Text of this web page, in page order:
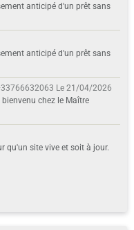
anticipé d'un prêt sans
anticipé d'un prêt sans
Le 21/04/2026
chez le Maître
qu'un site vive et soit à jour.